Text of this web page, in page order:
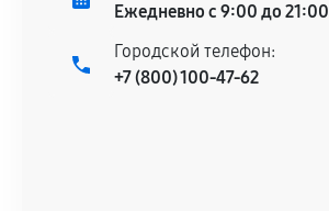
Ежедневно с 9:00 до 21:00
Городской телефон:
+7 (800) 100-47-62